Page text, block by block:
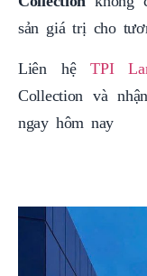
sản giá trị cho
Liên hệTPI
Collection và
ngay hôm nay